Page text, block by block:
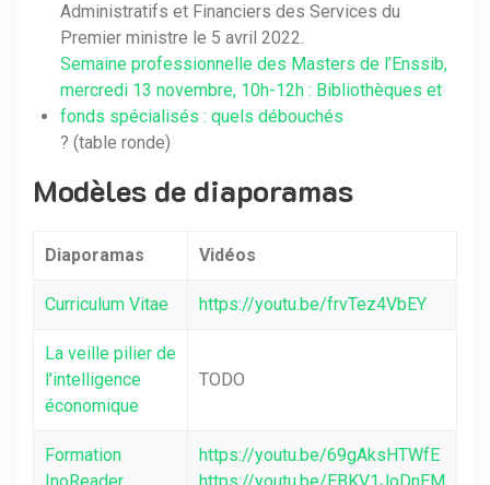
Administratifs et Financiers des Services du
Premier ministre le 5 avril 2022.
Semaine professionnelle des Masters de l’Enssib,
mercredi 13 novembre, 10h-12h : Bibliothèques et
fonds spécialisés : quels débouchés
? (table ronde)
Modèles de diaporamas
Diaporamas Vidéos
Curriculum Vitae https://youtu.be/frvTez4VbEY
La veille pilier de
l’intelligence
économique
TODO
Formation
https://youtu.be/69gAksHTWfE